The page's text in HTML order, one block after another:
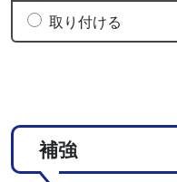
取り付ける
補強